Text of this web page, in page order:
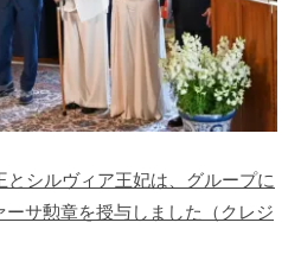
とシルヴィア王妃は、グループに
サ勲章を授与しました（クレジ